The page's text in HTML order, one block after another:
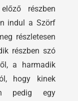
részben
indul a Szörf
részletesen
részben szó
a harmadik
hogy kinek
pedig egy